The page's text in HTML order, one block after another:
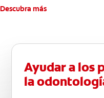
Descubra más
Ayudar a los
la